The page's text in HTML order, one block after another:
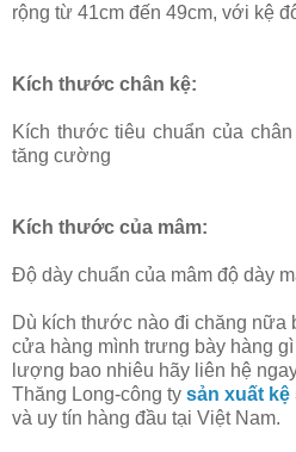
rộng từ 41cm đến 49cm, với kệ
Kích thước chân kệ:
Kích thước tiêu chuẩn của
tăng cường
Kích thước của mâm:
Độ dày chuẩn của mâm độ dày
Dù kích thước nào đi chăng nữa
cửa hàng mình trưng bày hàng
lượng bao nhiêu hãy liên hệ
Thăng Long-công ty sản xuất kệ
và uy tín hàng đầu tại Việt Nam.